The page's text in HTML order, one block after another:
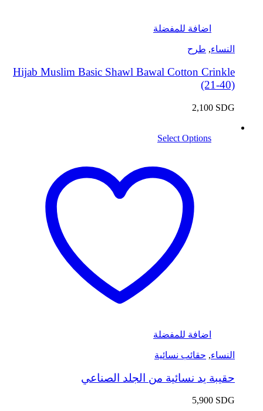
اضافة للمفضلة
النساء, طرح
Hijab Muslim Basic Shawl Bawal Cotton Crinkle
(21-40)
2,100 SDG
Select Options
اضافة للمفضلة
النساء, حقائب نسائية
حقيبة يد نسائية من الجلد الصناعي
5,900 SDG